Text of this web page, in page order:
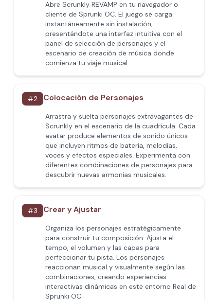
Abre Scrunkly REVAMP en tu navegador o
cliente de Sprunki OC. El juego se carga
instantáneamente sin instalación,
presentándote una interfaz intuitiva con el
panel de selección de personajes y el
escenario de creación de música donde
comienza tu viaje musical.
#2 Colocación de Personajes
Arrastra y suelta personajes extravagantes de
Scrunkly en el escenario de la cuadrícula. Cada
avatar produce elementos de sonido únicos
que incluyen ritmos de batería, melodías,
voces y efectos especiales. Experimenta con
diferentes combinaciones de personajes para
descubrir nuevas armonías musicales.
#3 Crear y Ajustar
Organiza los personajes estratégicamente
para construir tu composición. Ajusta el
tempo, el volumen y las capas para
perfeccionar tu pista. Los personajes
reaccionan musical y visualmente según las
combinaciones, creando experiencias
interactivas dinámicas en este entorno Real de
Sprunki OC.